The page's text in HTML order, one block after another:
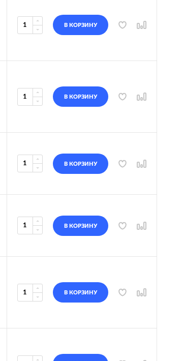
В КОРЗИНУ
В КОРЗИНУ
В КОРЗИНУ
В КОРЗИНУ
В КОРЗИНУ